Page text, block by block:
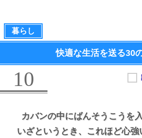
暮らし
快適な生活を送る30
10
カバンの中にばんそうこうを
いざというとき、 これほど心強